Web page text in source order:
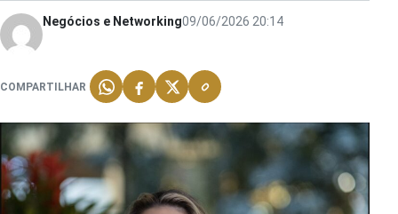
Negócios e Networking09/06/2026 20:14
COMPARTILHAR